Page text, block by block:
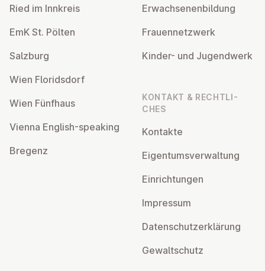
Ried im Innkreis
EmK St. Pölten
Salzburg
Wien Flo­rids­dorf
Wien Fünfhaus
Vienna English-speaking
Bregenz
Er­wach­se­nen­bil­dung
Frau­en­netz­werk
Kinder- und Ju­gend­werk
KONTAKT & RECHT­LI­
CHES
Kontakte
Ei­gen­tums­ver­wal­tung
Ein­rich­tun­gen
Impressum
Da­ten­schutz­er­klä­rung
Ge­walt­schutz